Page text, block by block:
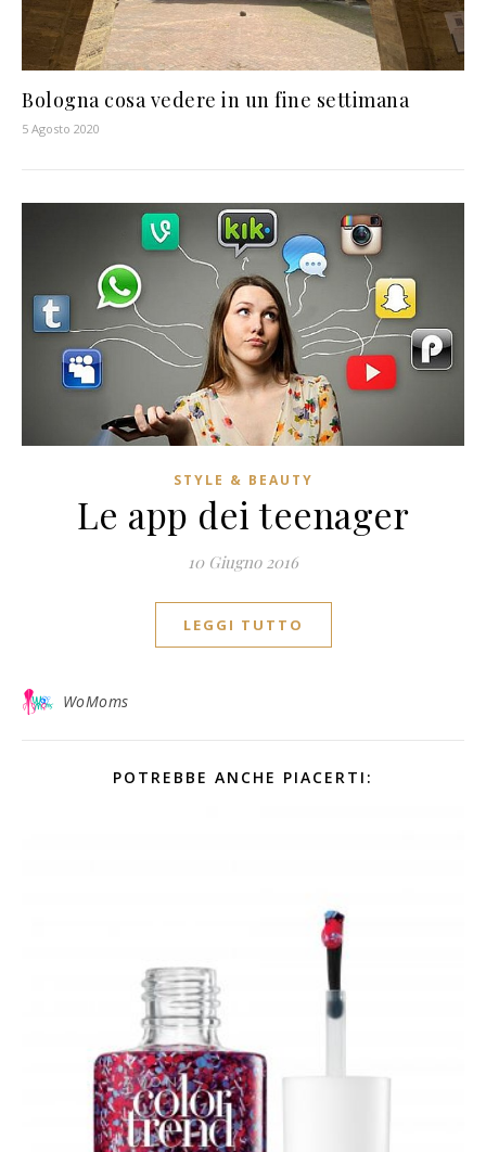
Bologna cosa vedere in un fine settimana
5 Agosto 2020
STYLE & BEAUTY
Le app dei teenager
10 Giugno 2016
LEGGI TUTTO
WoMoms
POTREBBE ANCHE PIACERTI: